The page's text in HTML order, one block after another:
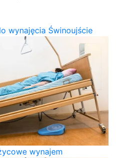
wynajęcia Świnoujście
wynajem